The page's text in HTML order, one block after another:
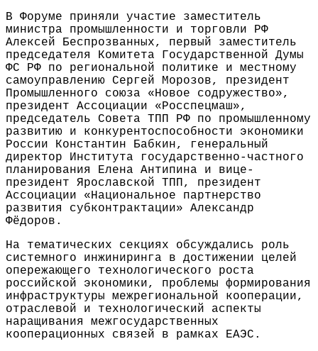
В Форуме приняли участие заместитель
министра промышленности и торговли РФ
Алексей Беспрозванных, первый заместитель
председателя Комитета Государственной Думы
ФС РФ по региональной политике и местному
самоуправлению Сергей Морозов, президент
Промышленного союза «Новое содружество»,
президент Ассоциации «Росспецмаш»,
председатель Совета ТПП РФ по промышленному
развитию и конкурентоспособности экономики
России Константин Бабкин, генеральный
директор Института государственно-частного
планирования Елена Антипина и вице-
президент Ярославской ТПП, президент
Ассоциации «Национальное партнерство
развития субконтрактации» Александр
Фёдоров.
На тематических секциях обсуждались роль
системного инжиниринга в достижении целей
опережающего технологического роста
российской экономики, проблемы формирования
инфраструктуры межрегиональной кооперации,
отраслевой и технологический аспекты
наращивания межгосударственных
кооперационных связей в рамках ЕАЭС.